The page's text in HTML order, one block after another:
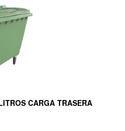
CARGA TRASERA